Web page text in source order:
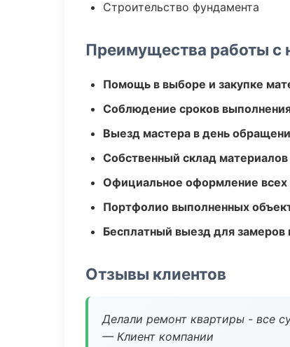
Строительство фундамента
Преимущества работы с
Помощь в выборе и закупке
Соблюдение сроков
Выезд мастера в день
Собственный склад материалов
Официальное оформление всех
Портфолио выполненных
Бесплатный выезд для замеров
Отзывы клиентов
Делали ремонт квартиры - все
— Клиент компании